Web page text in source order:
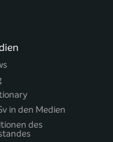
in den Medien
des